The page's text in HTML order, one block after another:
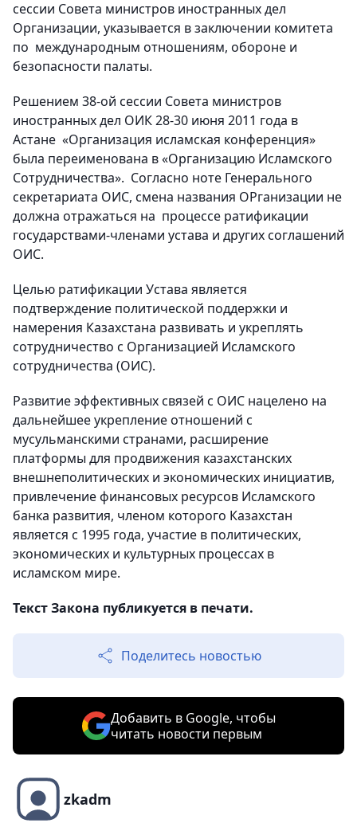
сессии Совета министров иностранных дел
Организации, указывается в заключении комитета
по международным отношениям, обороне и
безопасности палаты.
Решением 38-ой сессии Совета министров
иностранных дел ОИК 28-30 июня 2011 года в
Астане «Организация исламская конференция»
была переименована в «Организацию Исламского
Сотрудничества». Согласно ноте Генерального
секретариата ОИС, смена названия ОРганизации не
должна отражаться на процессе ратификации
государствами-членами устава и других соглашений
ОИС.
Целью ратификации Устава является
подтверждение политической поддержки и
намерения Казахстана развивать и укреплять
сотрудничество с Организацией Исламского
сотрудничества (ОИС).
Развитие эффективных связей с ОИС нацелено на
дальнейшее укрепление отношений с
мусульманскими странами, расширение
платформы для продвижения казахстанских
внешнеполитических и экономических инициатив,
привлечение финансовых ресурсов Исламского
банка развития, членом которого Казахстан
является с 1995 года, участие в политических,
экономических и культурных процессах в
исламском мире.
Текст Закона публикуется в печати.
Поделитесь новостью
Добавить в Google, чтобы
читать новости первым
zkadm